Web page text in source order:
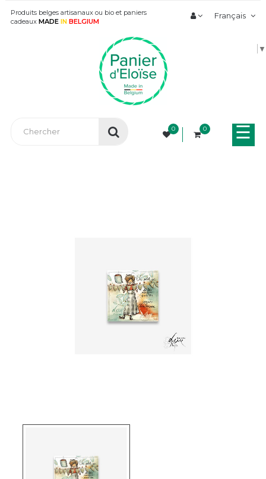
Produits belges artisanaux ou bio et paniers
cadeaux MADE IN BELGIUM
Français
▼
0 0
la
☰